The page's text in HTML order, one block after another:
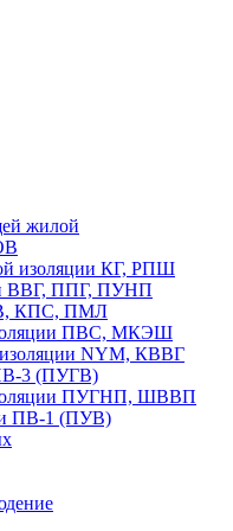
жилой
изоляции КГ, РПШ
ВВГ, ППГ, ПУНП
КПС, ПМЛ
ПВС, МКЭШ
NYM, КВВГ
3 (ПУГВ)
ПУГНП, ШВВП
ПВ-1 (ПУВ)